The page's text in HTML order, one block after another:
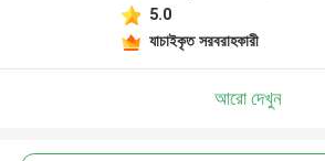
5.0
যাচাইকৃত সরবরাহকারী
আরো দেখুন